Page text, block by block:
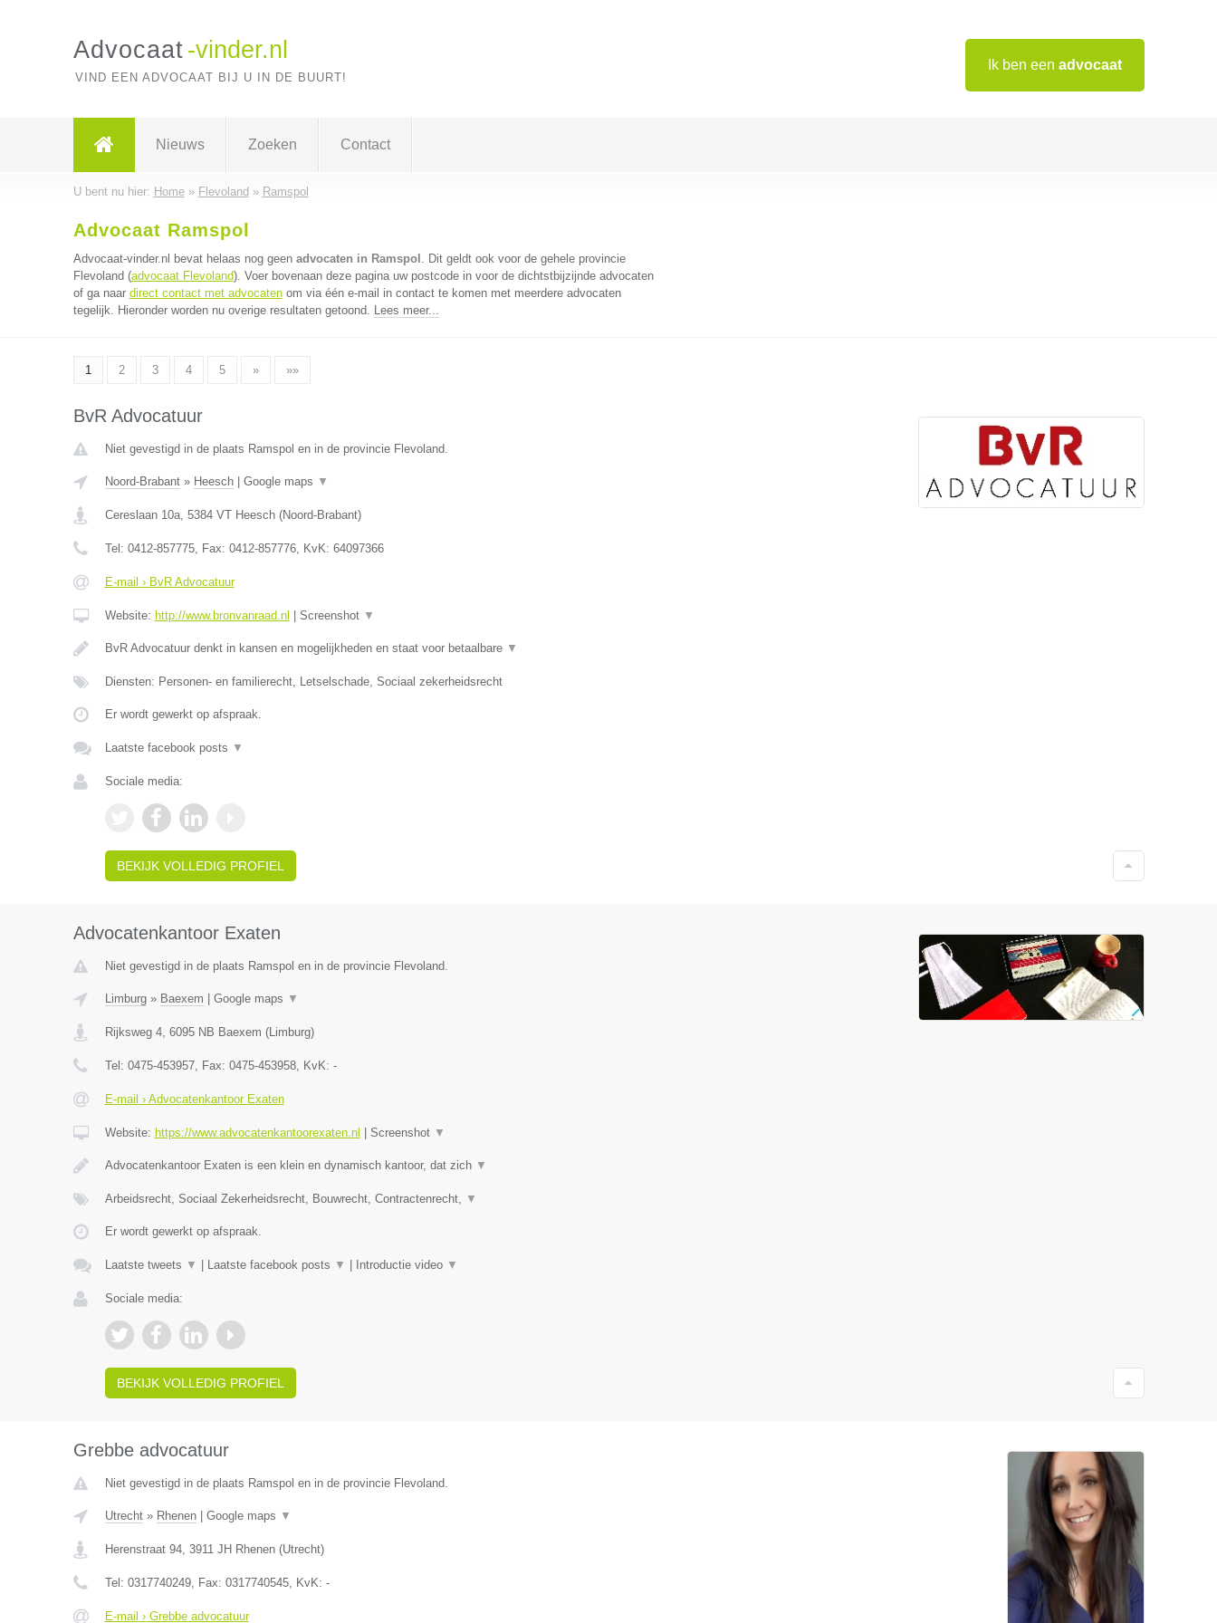
Ik ben een advocaat
Advocaat -vinder.nl
VIND EEN ADVOCAAT BIJ U IN DE BUURT!
Nieuws Zoeken Contact
U bent nu hier: Home» Flevoland » Ramspol
Advocaat Ramspol
Advocaat-vinder.nl bevat helaas nog geen advocaten in Ramspol . Dit geldt ook voor de gehele provincie
Flevoland (advocaat Flevoland). Voer bovenaan deze pagina uw postcode in voor de dichtstbijzijnde advocaten
of ga naar direct contact met advocatenom via één e-mail in contact te komen met meerdere advocaten
tegelijk. Hieronder worden nu overige resultaten getoond. Lees meer...
1 2 3 4 5 » »»
BvR Advocatuur
Niet gevestigd in de plaats Ramspol en in de provincie Flevoland.
Noord-Brabant» Heesch| Google maps ▼
Cereslaan 10a, 5384 VT Heesch(Noord-Brabant)
Tel: 0412-857775, Fax: 0412-857776, KvK: 64097366
E-mail › BvR Advocatuur
Website: http://www.bronvanraad.nl Screenshot ▼
BvR Advocatuur denkt in kansen en mogelijkheden en staat voor betaalbare ▼
Diensten: Personen- en familierecht, Letselschade, Sociaal zekerheidsrecht
Er wordt gewerkt op afspraak.
Laatste facebook posts ▼
Sociale media:
BEKIJK VOLLEDIG PROFIEL
Advocatenkantoor Exaten
Niet gevestigd in de plaats Ramspol en in de provincie Flevoland.
Limburg» Baexem Google maps ▼
Rijksweg 4, 6095 NB Baexem (Limburg)
Tel: 0475-453957, Fax: 0475-453958, KvK: -
E-mail › Advocatenkantoor Exaten
Website: https://www.advocatenkantoorexaten.nl Screenshot ▼
Advocatenkantoor Exaten is een klein en dynamisch kantoor, dat zich ▼
Arbeidsrecht, Sociaal Zekerheidsrecht, Bouwrecht, Contractenrecht, ▼
Er wordt gewerkt op afspraak.
Laatste tweets ▼ Laatste facebook posts ▼ Introductie video ▼
Sociale media:
BEKIJK VOLLEDIG PROFIEL
Grebbe advocatuur
Niet gevestigd in de plaats Ramspol en in de provincie Flevoland.
Utrecht» Rhenen| Google maps ▼
Herenstraat 94, 3911 JH Rhenen(Utrecht)
Tel: 0317740249, Fax: 0317740545, KvK: -
E-mail › Grebbe advocatuur